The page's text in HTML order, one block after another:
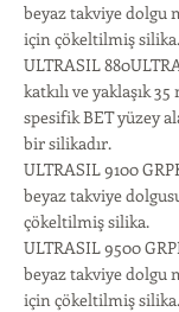
beyaz takviye dolgu
için çökeltilmiş silika.
ULTRASIL
katkılı ve yaklaşık
spesifik BET yüzey
bir silikadır.
ULTRASIL 9100
beyaz takviye
çökeltilmiş silika.
ULTRASIL 9500
beyaz takviye dolgu
için çökeltilmiş silika.